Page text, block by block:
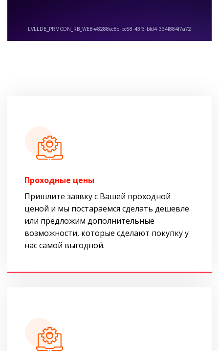
Проходные цены
Пришлите заявку с Вашей проходной
ценой и мы постараемся сделать дешевле
или предложим дополнительные
возможности, которые сделают покупку у
нас самой выгодной.